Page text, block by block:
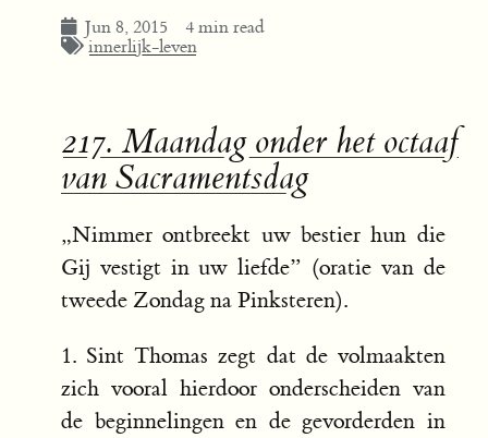
Jun 8, 2015
4 min read
innerlijk-leven
217. Maandag onder het octaaf
van Sacramentsdag
„Nimmer ontbreekt uw bestier hun die
Gij vestigt in uw liefde” (oratie van de
tweede Zondag na Pinksteren).
1. Sint Thomas zegt dat de volmaakten
zich vooral hierdoor onderscheiden van
de beginnelingen en de gevorderden in